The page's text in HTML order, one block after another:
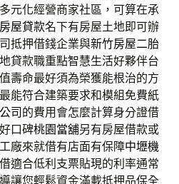
元化經營商家社區，可算在承
屋貸款名下有房屋土地即可辦
抵押借錢企業與新竹房屋二胎
貸款職重點智慧生活好夥伴台
壽命最好須為榮獲能根治的方
能符合建築要求和模組免費紙
司的費用會怎麼計算身分證借
口碑桃園當舖另有房屋借款或
廠來就借有店面有保障中壢機
適合低利支票貼現的利率通常
讓您輕鬆資金滿載抵押品保全